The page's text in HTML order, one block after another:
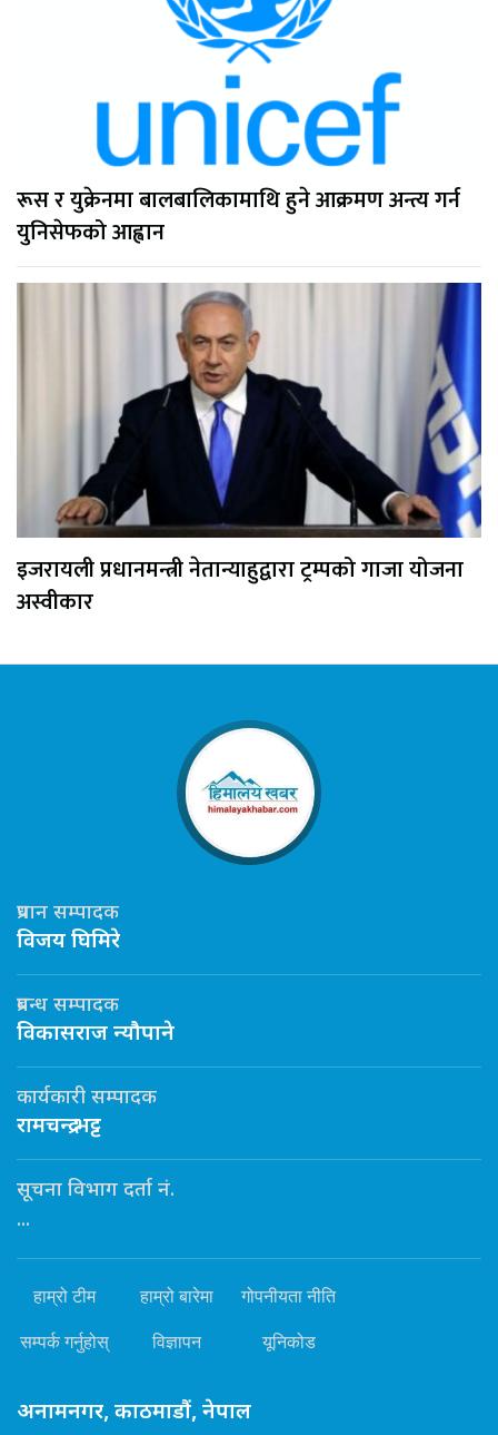
रूस र युक्रेनमा बालबालिकामाथि हुने आक्रमण अन्त्य गर्न
युनिसेफको आह्वान
इजरायली प्रधानमन्त्री नेतान्याहुद्वारा ट्रम्पको गाजा योजना
अस्वीकार
प्रधान सम्पादक
विजय घिमिरे
प्रबन्ध सम्पादक
विकासराज न्यौपाने
कार्यकारी सम्पादक
रामचन्द्र भट्ट
सूचना विभाग दर्ता नं.
...
हाम्रो टीम हाम्रो बारेमा गोपनीयता नीति
सम्पर्क गर्नुहोस् विज्ञापन यूनिकोड
अनामनगर, काठमाडौं, नेपाल